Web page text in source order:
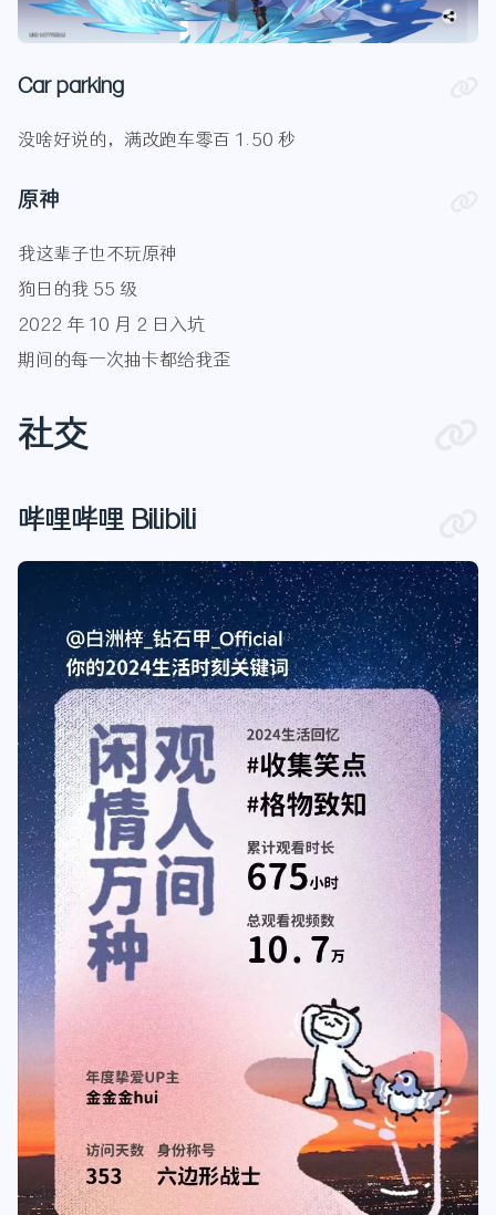
Car parking
没啥好说的，满改跑车零百 1.50 秒
原神
我这辈子也不玩原神
狗日的我 55 级
2022 年 10 月 2 日入坑
期间的每一次抽卡都给我歪
社交
哔哩哔哩 Bilibili